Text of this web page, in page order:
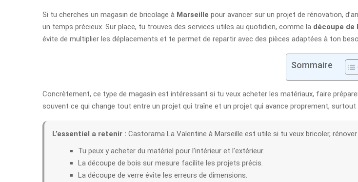
Si tu cherches un magasin de bricolage à Marseille pour avancer sur un projet de rénovation,
un temps précieux. Sur place, tu trouves des services utiles au quotidien, comme la découpe de
évite de multiplier les déplacements et te permet de repartir avec des pièces adaptées à ton
Sommaire
Concrètement, ce type de magasin est intéressant si tu veux acheter les matériaux, faire
souvent ce qui change tout entre un projet qui traîne et un projet qui avance proprement, surtout
L’essentiel a retenir : Castorama La Valentine à Marseille est utile si tu veux bricoler,
Tu peux y acheter du matériel pour l’intérieur et l’extérieur.
La découpe de bois sur mesure facilite les projets précis.
La découpe de verre évite les erreurs de dimensions.